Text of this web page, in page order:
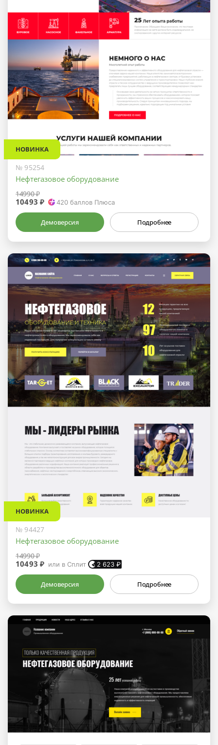
НОВИНКА
№ 95254
Нефтегазовое оборудование
14990 ₽
10493 ₽ 420 баллов Плюса
Демоверсия Подробнее
НОВИНКА
№ 94427
Нефтегазовое оборудование
14990 ₽
10493 ₽ или в Сплит 2 623 ₽
Демоверсия Подробнее